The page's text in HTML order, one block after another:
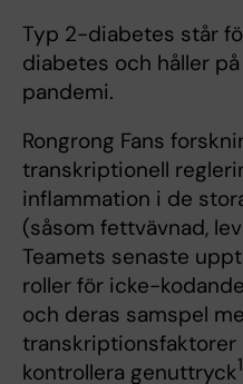
Typ 2-diabetes står
diabetes och håller
pandemi.
Rongrong Fans
transkriptionell
inflammation i de
(såsom fettvävnad,
Teamets senaste
roller för icke-
och deras samspel
kontrollera genuttryck1